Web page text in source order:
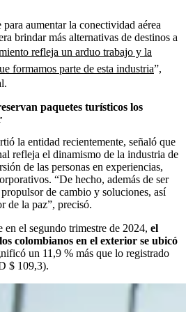
aumentar la conectividad aérea
brindar más alternativas de destinos a
refleja un arduo trabajo y la
formamos parte de esta industria”,
paquetes turísticos los
la entidad recientemente, señaló que
refleja el dinamismo de la industria de
de las personas en experiencias,
“De hecho, además de ser
de cambio y soluciones, así
de la paz”, precisó.
en el segundo trimestre de 2024, el
colombianos en el exterior se ubicó
un 11,9 % más que lo registrado
$ 109,3).